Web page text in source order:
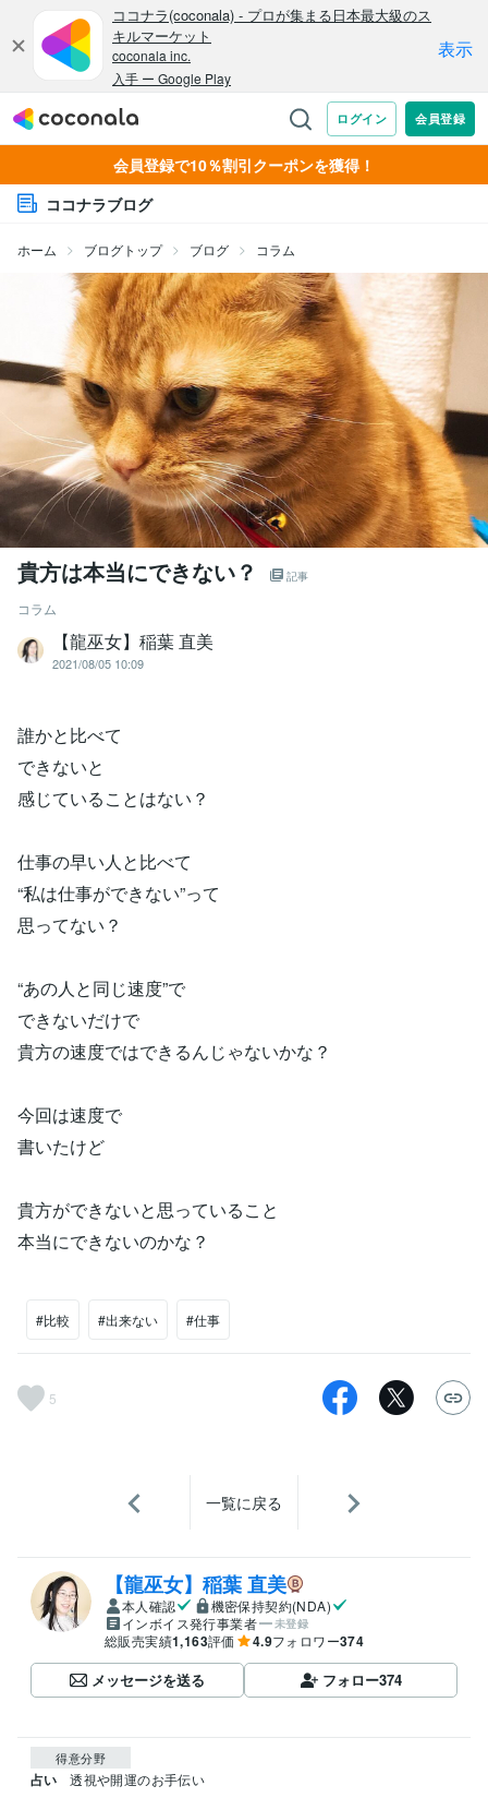
会員登録で10％割引クーポンを獲得！
ココナラブログ
ホーム ブログトップ ブログ コラム
貴方は本当にできない？ 記事
コラム
【龍巫女】稲葉 直美
2021/08/05 10:09
誰かと比べて
できないと
感じていることはない？
仕事の早い人と比べて
“私は仕事ができない”って
思ってない？
“あの人と同じ速度”で
できないだけで
貴方の速度ではできるんじゃないかな？
今回は速度で
書いたけど
貴方ができないと思っていること
本当にできないのかな？
#比較 #出来ない #仕事
5
一覧に戻る
【龍巫女】稲葉 直美
本人確認
機密保持契約(NDA)
インボイス発行事業者
未登録
総販売実績1,163評価 4.9フォロワー374
メッセージを送る フォロー374
得意分野
占い 透視や開運のお手伝い